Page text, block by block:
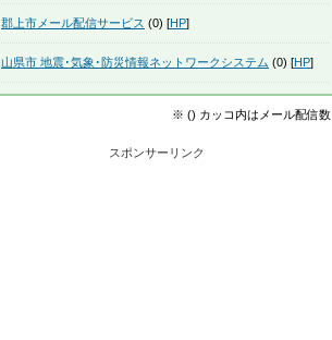
郡上市メール配信サービス (0) [HP]
山県市 地震･気象･防災情報ネットワークシステム (0) [HP]
※ () カッコ内はメール配信数
スポンサーリンク